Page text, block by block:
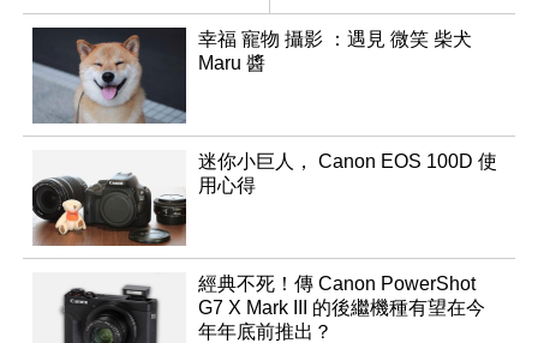
幸福 寵物 攝影 ：遇見 微笑 柴犬
Maru 醬
迷你小巨人， Canon EOS 100D 使
用心得
經典不死！傳 Canon PowerShot
G7 X Mark III 的後繼機種有望在今
年年底前推出？